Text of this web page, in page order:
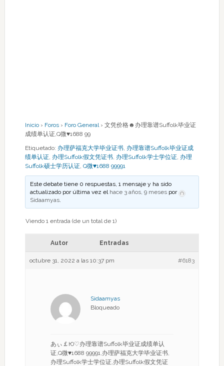
Inicio › Foros › Foro General › 文凭价格☻办理靠谱Suffolk毕业证
成绩单认证,Q微♥1688 99
Etiquetado: 办理萨福克大学毕业证书, 办理靠谱Suffolk毕业证成
绩单认证, 办理Suffolk假文凭证书, 办理Suffolk学士学位证, 办理
Suffolk硕士学历认证, Q微♥1688 99991
Este debate tiene 0 respuestas, 1 mensaje y ha sido
actualizado por última vez el hace 3 años, 9 meses por
Sidaamyas.
Viendo 1 entrada (de un total de 1)
Autor Entradas
octubre 31, 2022 a las 10:37 pm #6183
Sidaamyas
Bloqueado
あぃ￡Ю♡办理靠谱Suffolk毕业证成绩单认
证,Q微♥1688 99991,办理萨福克大学毕业证书,
办理Suffolk学士学位证,办理Suffolk假文凭证